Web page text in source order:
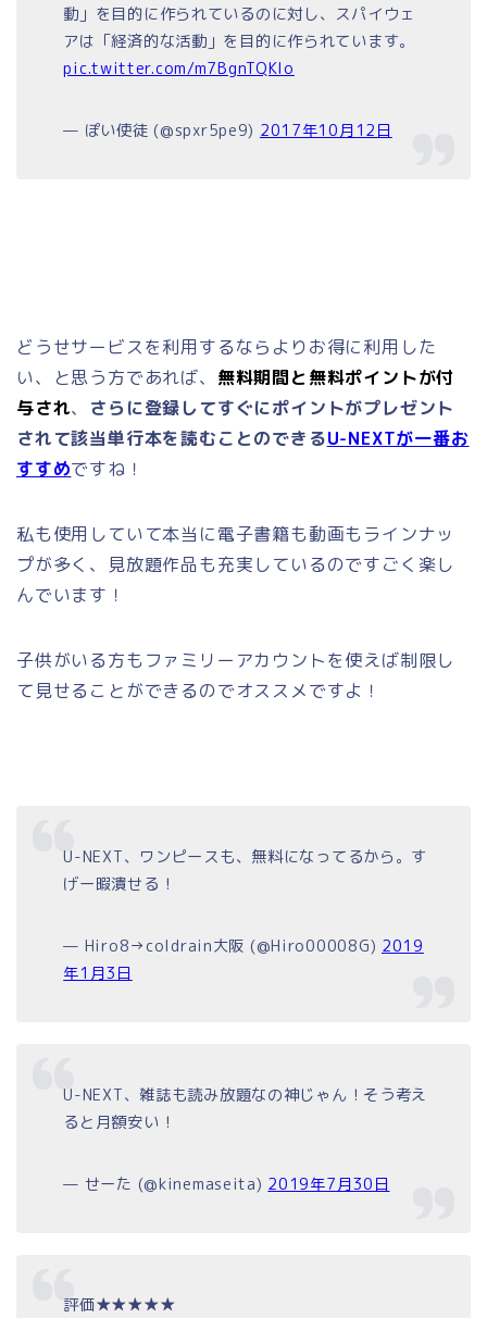
動」を目的に作られているのに対し、スパイウェ
アは「経済的な活動」を目的に作られています。
pic.twitter.com/m7BgnTQKIo
— ぽい使徒 (@spxr5pe9) 2017年10月12日
どうせサービスを利用するならよりお得に利用した
い、と思う方であれば、 無料期間と無料ポイントが付
与され、 さらに登録してすぐにポイントがプレゼント
されて該当単行本を読むことのできるU-NEXTが一番お
すすめですね！
私も使用していて本当に電子書籍も動画もラインナッ
プが多く、見放題作品も充実しているのですごく楽し
んでいます！
子供がいる方もファミリーアカウントを使えば制限し
て見せることができるのでオススメですよ！
U-NEXT、ワンピースも、無料になってるから。す
げー暇潰せる！
— Hiro8→coldrain大阪 (@Hiro00008G) 2019
年1月3日
U-NEXT、雑誌も読み放題なの神じゃん！そう考え
ると月額安い！
— せーた (@kinemaseita) 2019年7月30日
評価★★★★★